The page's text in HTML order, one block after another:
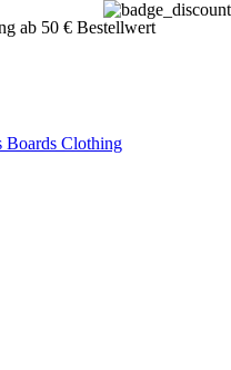
ab 50 € Bestellwert